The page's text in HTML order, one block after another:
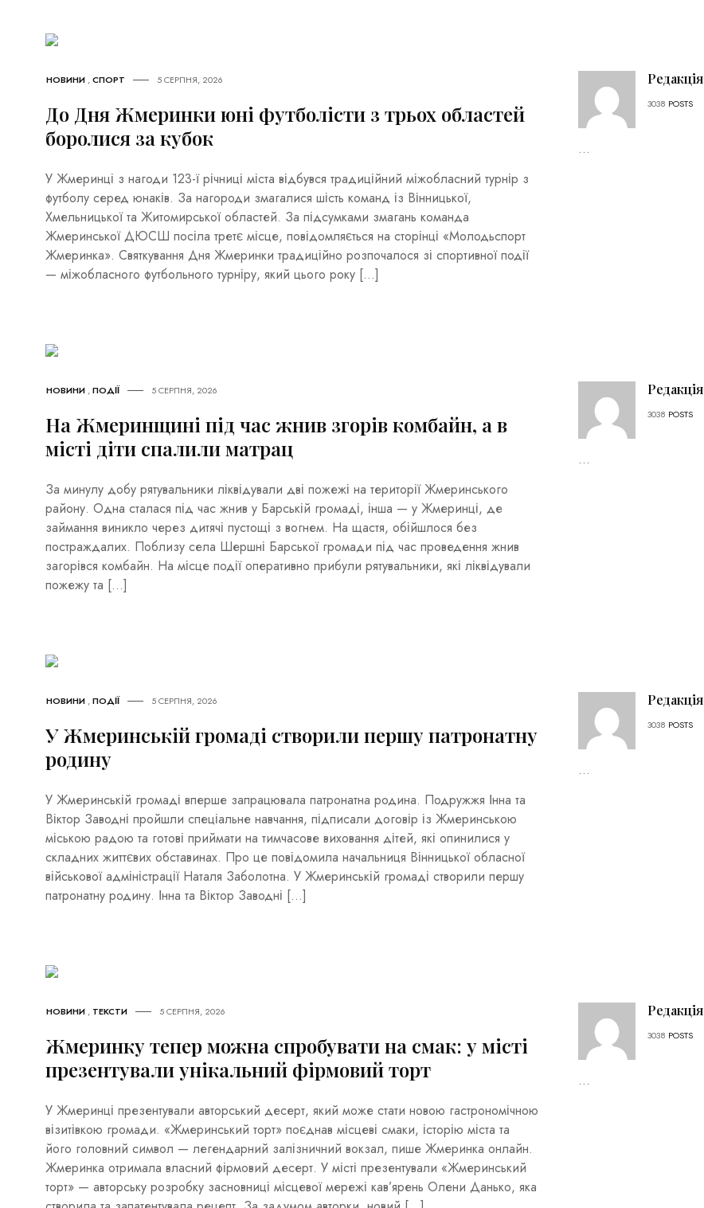
НОВИНИ ,СПОРТ 5 СЕРПНЯ, 2026
До Дня Жмеринки юні футболісти з трьох областей
боролися за кубок
У Жмеринці з нагоди 123-ї річниці міста відбувся традиційний міжобласний турнір з
футболу серед юнаків. За нагороди змагалися шість команд із Вінницької,
Хмельницької та Житомирської областей. За підсумками змагань команда
Жмеринської ДЮСШ посіла третє місце, повідомляється на сторінці «Молодьспорт
Жмеринка». Святкування Дня Жмеринки традиційно розпочалося зі спортивної події
— міжобласного футбольного турніру, який цього року […]
Редакція
3038 POSTS
...
НОВИНИ ,ПОДІЇ 5 СЕРПНЯ, 2026
На Жмеринщині під час жнив згорів комбайн, а в
місті діти спалили матрац
За минулу добу рятувальники ліквідували дві пожежі на території Жмеринського
району. Одна сталася під час жнив у Барській громаді, інша — у Жмеринці, де
займання виникло через дитячі пустощі з вогнем. На щастя, обійшлося без
постраждалих. Поблизу села Шершні Барської громади під час проведення жнив
загорівся комбайн. На місце події оперативно прибули рятувальники, які ліквідували
пожежу та […]
Редакція
3038 POSTS
...
НОВИНИ ,ПОДІЇ 5 СЕРПНЯ, 2026
У Жмеринській громаді створили першу патронатну
родину
У Жмеринській громаді вперше запрацювала патронатна родина. Подружжя Інна та
Віктор Заводні пройшли спеціальне навчання, підписали договір із Жмеринською
міською радою та готові приймати на тимчасове виховання дітей, які опинилися у
складних життєвих обставинах. Про це повідомила начальниця Вінницької обласної
військової адміністрації Наталя Заболотна. У Жмеринській громаді створили першу
патронатну родину. Інна та Віктор Заводні […]
Редакція
3038 POSTS
...
НОВИНИ , ТЕКСТИ 5 СЕРПНЯ, 2026
Жмеринку тепер можна спробувати на смак: у місті
презентували унікальний фірмовий торт
У Жмеринці презентували авторський десерт, який може стати новою гастрономічною
візитівкою громади. «Жмеринський торт» поєднав місцеві смаки, історію міста та
його головний символ — легендарний залізничний вокзал, пише Жмеринка онлайн.
Жмеринка отримала власний фірмовий десерт. У місті презентували «Жмеринський
торт» — авторську розробку засновниці місцевої мережі кав’ярень Олени Данько, яка
Редакція
3038 POSTS
...